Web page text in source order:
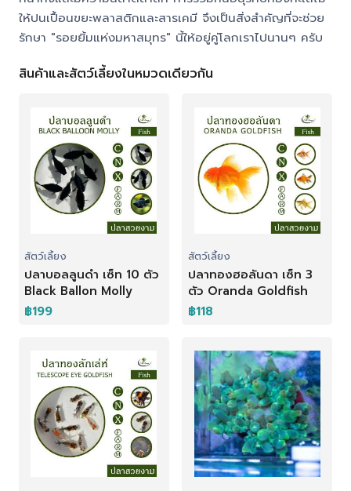
ให้ปนเปื้อนขยะพลาสติกและสารเคมี จึงเป็นสิ่งสำคัญที่จะช่วย
รักษา "รอยยิ้มแห่งมหาสมุทร" นี้ให้อยู่คู่โลกเราไปนานๆ ครับ
สินค้าและสัตว์เลี้ยงในหมวดเดียวกัน
สัตว์เลี้ยง
ปลาบอลลูนดำ เซ็ท 10 ตัว
Black Ballon Molly
฿199
สัตว์เลี้ยง
ปลาทองฮอลันดา เซ็ท 3
ตัว Oranda Goldfish
฿118